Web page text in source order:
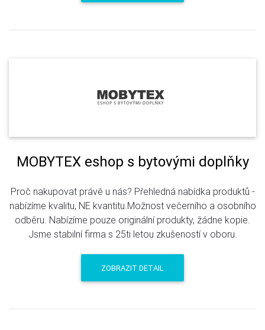
MOBYTEX eshop s bytovými doplňky
Proč nakupovat právě u nás? Přehledná nabídka produktů -
nabízíme kvalitu, NE kvantitu.Možnost večerního a osobního
odběru. Nabízíme pouze originální produkty, žádne kopie.
Jsme stabilní firma s 25ti letou zkušeností v oboru.
ZOBRAZIT DETAIL